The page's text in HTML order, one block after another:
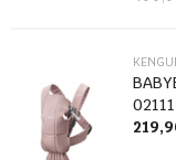
Anti-spam zaštita -